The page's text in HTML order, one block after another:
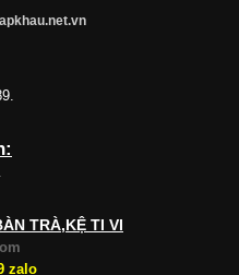
TRÀ,KỆ TI VI
zalo